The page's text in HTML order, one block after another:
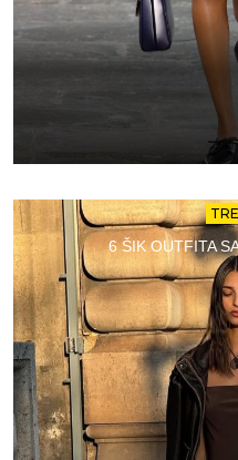
6 ŠIK OUTFITA